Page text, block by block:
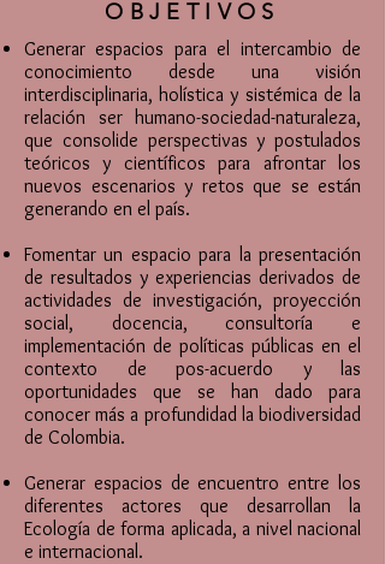
OBJETIVOS
Generar espacios para el intercambio de
conocimiento desde una visión
interdisciplinaria, holística y sistémica de la
relación ser humano-sociedad-naturaleza,
que consolide perspectivas y postulados
teóricos y científicos para afrontar los
nuevos escenarios y retos que se están
generando en el país.
Fomentar un espacio para la presentación
de resultados y experiencias derivados de
actividades de investigación, proyección
social, docencia, consultoría e
implementación de políticas públicas en el
contexto de pos-acuerdo y las
oportunidades que se han dado para
conocer más a profundidad la biodiversidad
de Colombia.
Generar espacios de encuentro entre los
diferentes actores que desarrollan la
Ecología de forma aplicada, a nivel nacional
e internacional.